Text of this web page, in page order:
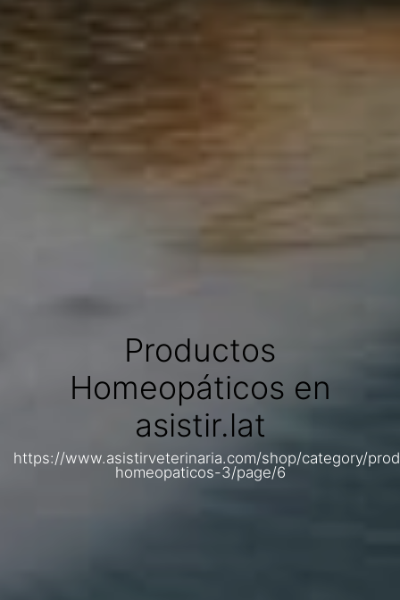
Productos
Homeopáticos en
asistir.lat
https://www.asistirveterinaria.com/shop/category/
homeopaticos-3/page/6